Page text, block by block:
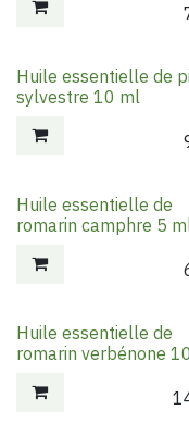
Huile essentielle de
sylvestre 10 ml
Huile essentielle de
romarin camphre 5
Huile essentielle de
romarin verbénone